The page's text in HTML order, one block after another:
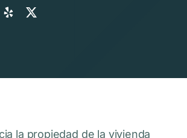
la propiedad de la vivienda